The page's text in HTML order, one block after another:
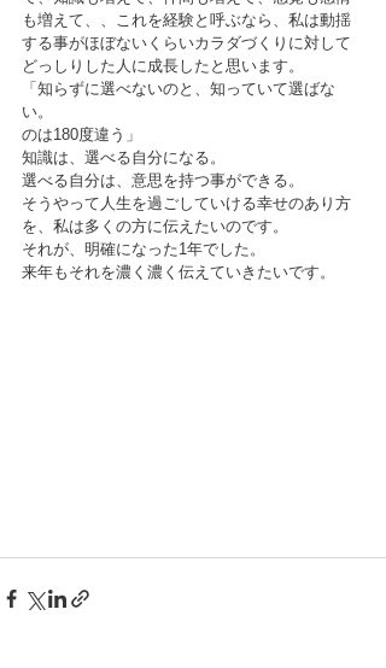
も増えて、、これを経験と呼ぶなら、私は動揺
する事がほぼないくらいカラダづくりに対して
どっしりした人に成長したと思います。
「知らずに選べないのと、知っていて選ばな
い。
のは180度違う」
知識は、選べる自分になる。
選べる自分は、意思を持つ事ができる。
そうやって人生を過ごしていける幸せのあり方
を、私は多くの方に伝えたいのです。
それが、明確になった1年でした。
来年もそれを濃く濃く伝えていきたいです。